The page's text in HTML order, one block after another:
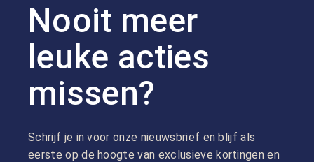
Nooit meer
leuke acties
missen?
Schrijf je in voor onze nieuwsbrief en blijf als
eerste op de hoogte van exclusieve kortingen en